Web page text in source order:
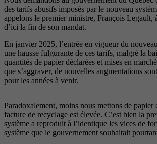
des tarifs abusifs imposés par le nouveau
appelons le premier ministre, François Legault,
d’ici la fin de son mandat.
En janvier 2025, l’entrée en vigueur du
une hausse fulgurante de ces tarifs, malgré la
quantités de papier déclarées et mises en
que s’aggraver, de nouvelles augmentations
pour les années à venir.
Paradoxalement, moins nous mettons de papier
facture de recyclage est élevée. C’est bien la
système a reproduit à l’identique les vices de
système que le gouvernement souhaitait